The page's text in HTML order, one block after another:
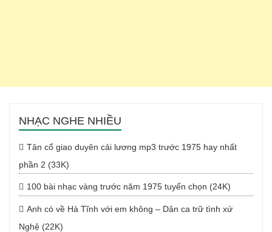
NHẠC NGHE NHIỀU
Tân cổ giao duyên cải lương mp3 trước 1975 hay nhất
phần 2 (33K)
100 bài nhạc vàng trước năm 1975 tuyển chọn (24K)
Anh có về Hà Tĩnh với em không – Dân ca trữ tình xứ
Nghệ (22K)